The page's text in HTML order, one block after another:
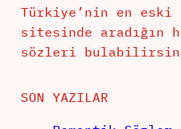
Türkiye’nin en eski
sitesinde aradığın
sözleri
SON YAZILAR